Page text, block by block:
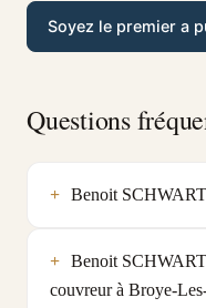
Soyez le premier a
Questions
Benoit
Benoit
couvreur à Broye-